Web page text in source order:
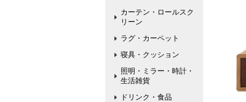
カーテン・ロールスク
リーン
ラグ・カーペット
寝具・クッション
照明・ミラー・時計・
生活雑貨
ドリンク・食品